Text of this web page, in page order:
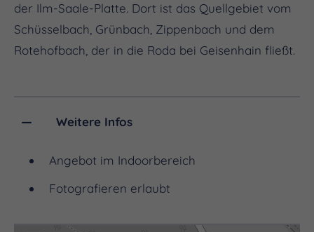
der Ilm-Saale-Platte. Dort ist das Quellgebiet vom
Schüsselbach, Grünbach, Zippenbach und dem
Rotehofbach, der in die Roda bei Geisenhain fließt.
Weitere Infos
Angebot im Indoorbereich
Fotografieren erlaubt